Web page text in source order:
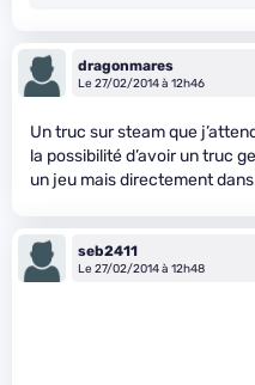
dragonmares
Le 27/02/2014 à 12h46
Un truc sur steam que
la possibilité d’avoir un truc
un jeu mais directement
seb2411
Le 27/02/2014 à 12h48